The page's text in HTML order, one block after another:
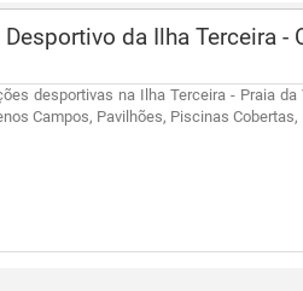
da Ilha Terceira
desportivas na Ilha Terceira - Praia
Campos, Pavilhões, Piscinas